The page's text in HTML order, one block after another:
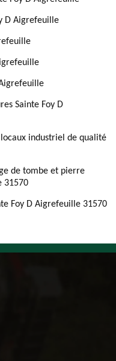
D Aigrefeuille
Sainte Foy D
industriel de qualité
de tombe et pierre
31570
Foy D Aigrefeuille 31570